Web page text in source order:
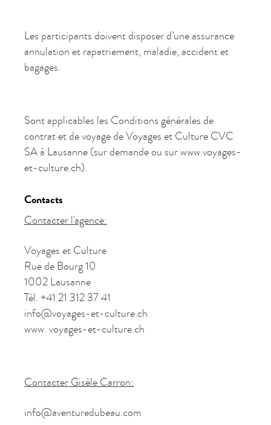
Les participants doivent disposer d’une assurance
annulation et rapatriement, maladie, accident et
bagages.
Sont applicables les Conditions générales de
contrat et de voyage de Voyages et Culture CVC
SA à Lausanne (sur demande ou sur www.voyages-
et-culture.ch).
Contacts
Contacter l'agence:
Voyages et Culture
Rue de Bourg 10
1002 Lausanne
Tél. +41 21 312 37 41
info@voyages-et-culture.ch
www. voyages-et-culture.ch
Contacter Gisèle Carron:
info@aventuredubeau.com